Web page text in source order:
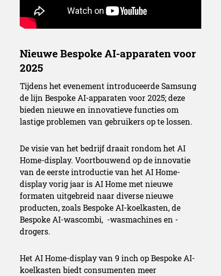
Tijdens het evenement introduceerde Samsung
de lijn Bespoke AI-apparaten voor 2025; deze
bieden nieuwe en innovatieve functies om
lastige problemen van gebruikers op te lossen.
De visie van het bedrijf draait rondom het AI
Home-display. Voortbouwend op de innovatie
van de eerste introductie van het AI Home-
display vorig jaar is AI Home met nieuwe
formaten uitgebreid naar diverse nieuwe
producten, zoals Bespoke AI-koelkasten, de
Bespoke AI-wascombi, ​ -wasmachines en -
drogers.
Het AI Home-display van 9 inch op Bespoke AI-
koelkasten biedt consumenten meer